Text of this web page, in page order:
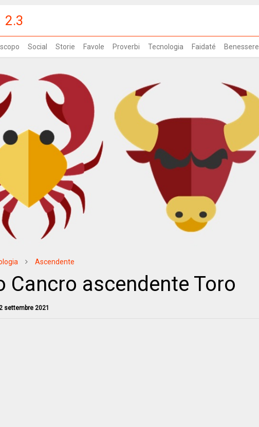
2.3
Social Storie Favole Proverbi Tecnologia Faidaté Benessere
Ascendente
Cancro ascendente Toro
2 settembre 2021